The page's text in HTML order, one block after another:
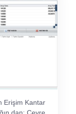
Erişim Kantar